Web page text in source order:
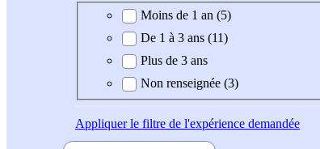
Expérience demandée
Moins de 1 an (5)
De 1 à 3 ans (11)
Plus de 3 ans
Non renseignée (3)
Appliquerle filtre de l'expérience demandée